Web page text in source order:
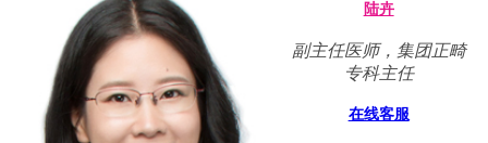
陆卉
副主任医师，集团正畸
专科主任
在线客服